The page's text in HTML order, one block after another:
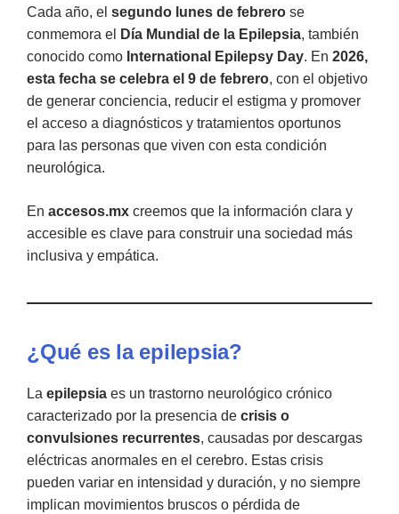
Cada año, el segundo lunes de febrero se
conmemora el
Día Mundial de la Epilepsia, también
conocido como International Epilepsy Day. En 2026,
esta fecha se celebra el 9 de febrero, con el objetivo
de generar conciencia, reducir el estigma y promover
el acceso a diagnósticos y tratamientos oportunos
para las personas que viven con esta condición
neurológica.
En accesos.mx creemos que la información clara y
accesible es clave para construir una sociedad más
inclusiva y empática.
¿Qué es la epilepsia?
La epilepsia es un trastorno neurológico crónico
caracterizado por la presencia de crisis o
convulsiones recurrentes, causadas por descargas
eléctricas anormales en el cerebro. Estas crisis
pueden variar en intensidad y duración, y no siempre
implican movimientos bruscos o pérdida de